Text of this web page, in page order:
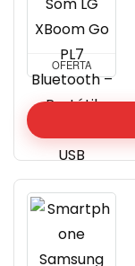
OFERTA